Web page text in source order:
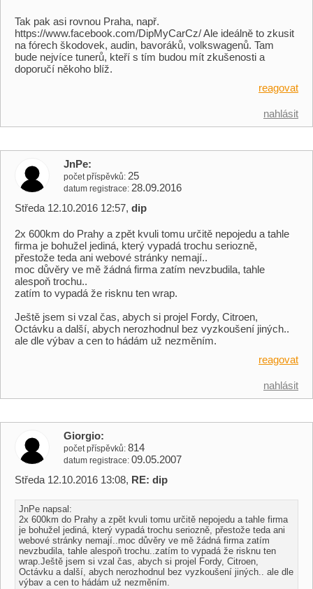
Tak pak asi rovnou Praha, např.
https://www.facebook.com/DipMyCarCz/ Ale ideálně to zkusit
na fórech škodovek, audin, bavoráků, volkswagenů. Tam
bude nejvíce tunerů, kteří s tím budou mít zkušenosti a
doporučí někoho blíž.
reagovat
nahlásit
JnPe
počet příspěvků 25
datum registrace 28.09.2016
Středa 12.10.2016 12:57, dip
2x 600km do Prahy a zpět kvuli tomu určitě nepojedu a tahle
firma je bohužel jediná, který vypadá trochu seriozně,
přestože teda ani webové stránky nemají..
moc důvěry ve mě žádná firma zatím nevzbudila, tahle
alespoň trochu..
zatím to vypadá že risknu ten wrap.
Ještě jsem si vzal čas, abych si projel Fordy, Citroen,
Octávku a další, abych nerozhodnul bez vyzkoušení jiných..
ale dle výbav a cen to hádám už nezměním.
reagovat
nahlásit
Giorgio
počet příspěvků 814
datum registrace 09.05.2007
Středa 12.10.2016 13:08, RE: dip
JnPe napsal:
2x 600km do Prahy a zpět kvuli tomu určitě nepojedu a tahle firma
je bohužel jediná, který vypadá trochu seriozně, přestože teda ani
webové stránky nemají..moc důvěry ve mě žádná firma zatím
nevzbudila, tahle alespoň trochu..zatím to vypadá že risknu ten
wrap.Ještě jsem si vzal čas, abych si projel Fordy, Citroen,
Octávku a další, abych nerozhodnul bez vyzkoušení jiných.. ale dle
výbav a cen to hádám už nezměním.